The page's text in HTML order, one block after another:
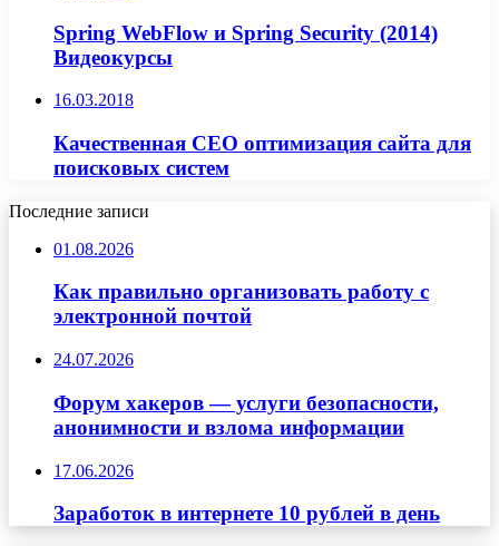
Spring WebFlow и Spring Security (2014)
Видеокурсы
16.03.2018
Качественная СЕО оптимизация сайта для
поисковых систем
Последние записи
01.08.2026
Как правильно организовать работу с
электронной почтой
24.07.2026
Форум хакеров — услуги безопасности,
анонимности и взлома информации
17.06.2026
Заработок в интернете 10 рублей в день